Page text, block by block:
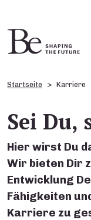
Startseite Karriere
Sei Du,
Hier wirst Du
Wir bieten Dir
Entwicklung
Fähigkeiten
Karriere zu